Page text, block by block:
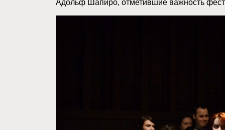
Адольф Шапиро, отметившие важность